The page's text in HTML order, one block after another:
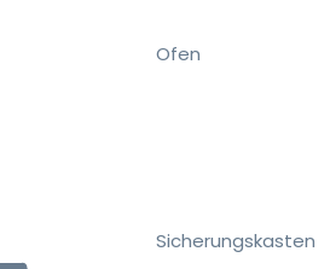
Ofen
Sicherungskasten